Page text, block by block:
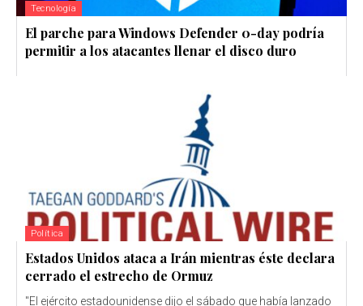
Tecnología
El parche para Windows Defender 0-day podría
permitir a los atacantes llenar el disco duro
Política
Estados Unidos ataca a Irán mientras éste declara
cerrado el estrecho de Ormuz
"El ejército estadounidense dijo el sábado que había lanzado